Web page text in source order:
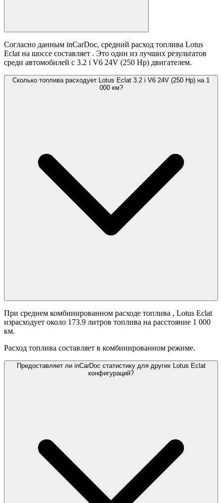
Согласно данным inCarDoc, средний расход топлива Lotus
Eclat на шоссе составляет . Это один из лучших результатов
среди автомобилей с 3.2 i V6 24V (250 Hp) двигателем.
Сколько топлива расходует Lotus Eclat 3.2 i V6 24V (250 Hp) на 1
000 км?
При среднем комбинированном расходе топлива , Lotus Eclat
израсходует около 173.9 литров топлива на расстояние 1 000
км.
Расход топлива составляет в комбинированном режиме.
Предоставляет ли inCarDoc статистику для других Lotus Eclat
конфигураций?